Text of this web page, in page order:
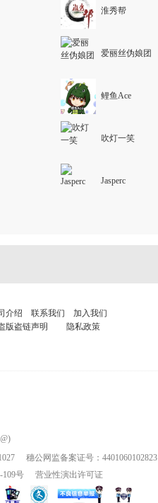
淮秀帮
爱丽丝伪娘团
鲤鱼Ace
吹灯一笑
Jasperc
介绍 联系我们
加入我们
版盗链声明
隐私政策
穗公网监备案证号：4401060102823
109号
营业性演出许可证